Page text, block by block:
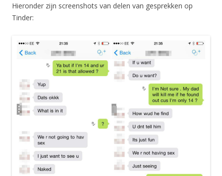
Hieronder zijn screenshots van delen van gesprekken op
Tinder: